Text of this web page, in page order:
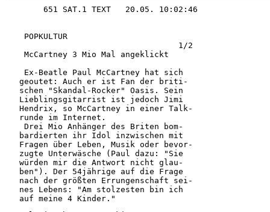
    POPKULTUR
                                    1/2
    McCartney 3 Mio Mal angeklickt
    Ex-Beatle Paul McCartney hat sich
   geoutet: Auch er ist Fan der briti-
   schen "Skandal-Rocker" Oasis. Sein
   Lieblingsgitarrist ist jedoch Jimi
   Hendrix, so McCartney in einer Talk-
   runde im Internet.
    Drei Mio Anhänger des Briten bom-
   bardierten ihr Idol inzwischen mit
   Fragen über Leben, Musik oder bevor-
   zugte Unterwäsche (Paul dazu: "Sie
   würden mir die Antwort nicht glau-
   ben"). Der 54jährige auf die Frage
   nach der größten Errungenschaft sei-
   nes Lebens: "Am stolzesten bin ich
   auf meine 4 Kinder."